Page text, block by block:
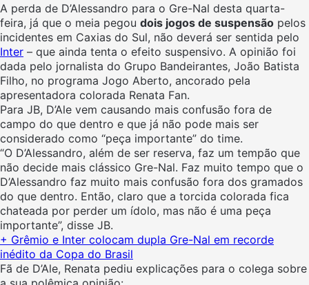
A perda de D’Alessandro para o Gre-Nal desta quarta-
feira, já que o meia pegou dois jogos de suspensão pelos
incidentes em Caxias do Sul, não deverá ser sentida pelo
Inter – que ainda tenta o efeito suspensivo. A opinião foi
dada pelo jornalista do Grupo Bandeirantes, João Batista
Filho, no programa Jogo Aberto, ancorado pela
apresentadora colorada Renata Fan.
Para JB, D’Ale vem causando mais confusão fora de
campo do que dentro e que já não pode mais ser
considerado como “peça importante” do time.
“O D’Alessandro, além de ser reserva, faz um tempão que
não decide mais clássico Gre-Nal. Faz muito tempo que o
D’Alessandro faz muito mais confusão fora dos gramados
do que dentro. Então, claro que a torcida colorada fica
chateada por perder um ídolo, mas não é uma peça
importante”, disse JB.
+ Grêmio e Inter colocam dupla Gre-Nal em recorde
inédito da Copa do Brasil
Fã de D’Ale, Renata pediu explicações para o colega sobre